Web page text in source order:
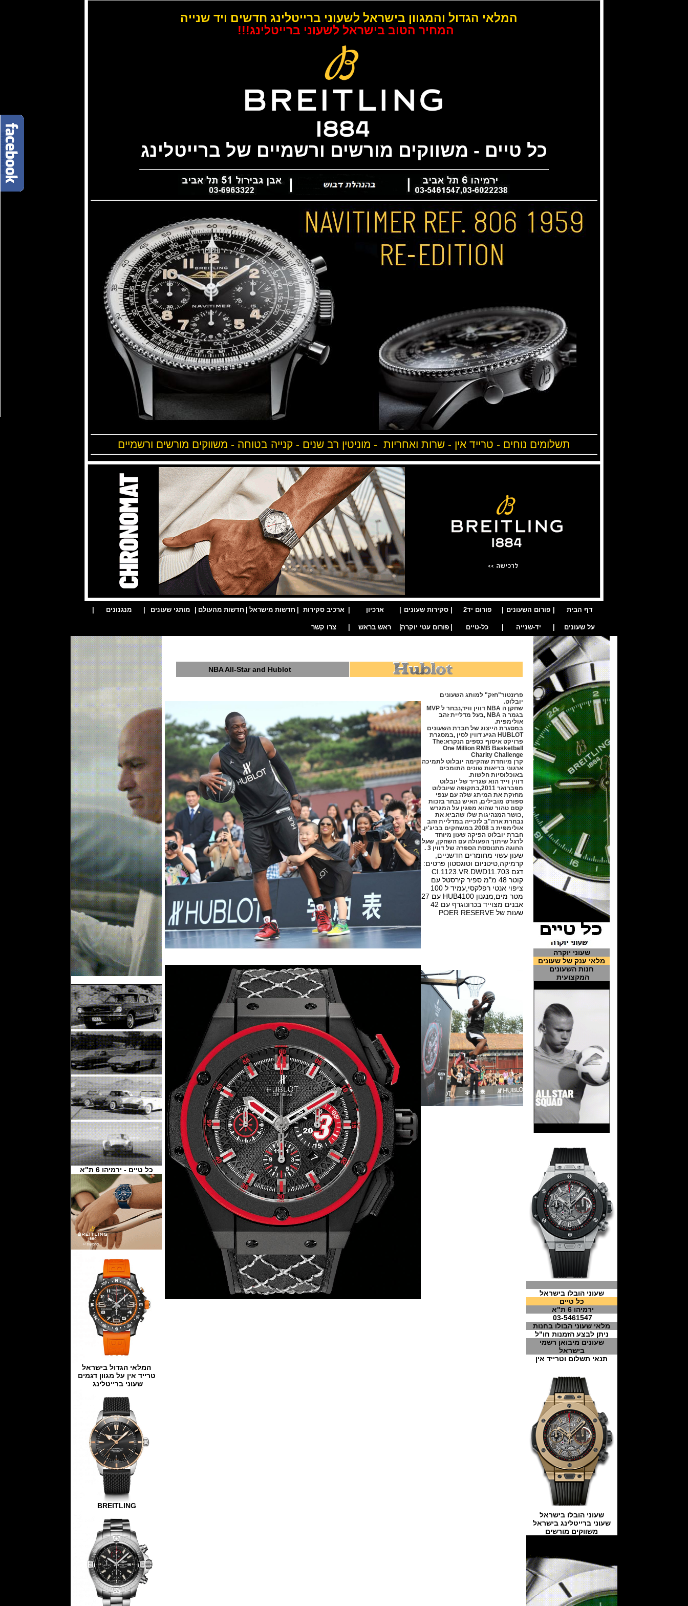
המלאי הגדול והמגוון בישראל לשעוני ברייטלינג חדשים ויד שנייה
המחיר הטוב בישראל לשעוני ברייטלינג!!!
כל טיים - משווקים מורשים ורשמיים של ברייטלינג
תשלומים נוחים - טרייד אין - שרות ואחריות - מוניטין רב שנים - קנייה בטוחה - משווקים מורשים ורשמיים
דף הבית פורום השעונים פורום יד2 סקירות שעונים ארכיון ארכיב סקירות חדשות מישראל חדשות מהעולם מותגי שעונים מנגנונים
על שעונים יד-שנייה כל-טיים פורום עטי יוקרה ראש בראש צרו קשר
שעוני יוקרה
מלאי ענק של שעונים
חנות השעונים
המקצועית
שעוני הובלו בישראל
כל טיים
ירמיהו 6 ת"א
03-5461547
מלאי שעוני הבולו בחנות
ניתן לבצע הזמנות חו"ל
שעונים מיבואן רשמי
בישראל
תנאי תשלום וטרייד אין
שעוני הובלו בישראל
שעוני ברייטלינג בישראל
משווקים מורשים
NBA All-Star and Hublot
פרזנטור"חזק" למותג השעונים
יובלוט.
שחקן ה NBA דווין וויד,נבחר ל MVP
בגמר ה NBA ,בעל מדליית זהב
אולימפית.
במסגרת הייצוג של חברת השעונים
HUBLOT הגיע דווין לסין ,במסגרת
פרויקט איסוף כספים הנקרא:The
One Million RMB Basketball
Charity Challenge
קרן מיוחדת שהקימה יובלוט לתמיכה
ארגוני בריאות שונים התומכים
באוכלוסיות חלשות.
דווין וייד הוא שגריר של יובלוט
מפברואר 2011,בתקופה שיובלוט
מחזקת את המיתג שלה עם ענפי
ספורט מובילים, האיש נבחר בזכות
קסם טהור שהוא מפגין על המגרש
,כושר המנהיגות שלו שהביא את
נבחרת ארה"ב לזכייה במדליית זהב
אולימפית ב 2008 במשחקים בביג'ין.
חברת יובלוט הפיקה שעון מיוחד
לרגל שיתוך הפעולה עם השחקן, שעל
החוגה מתנוססת הספרה של דווין 3 .
שעון עשוי מחומרים חדשניים,
קרמיקה,טיטניום וטוגסטון פרטים:
דגם 703.CI.1123.VR.DWD11
קוטר 48 מ"מ ספיר קירסטל עם
ציפוי אנטי רפלקסי,עמיד ל 100
מטר מים,מנגנון HUB4100 עם 27
אבנים מצוייד בכרונוגרף עם 42
שעות של POER RESERVE
כל טיים - ירמיהו 6 ת"א
המלאי הגדול בישראל
טרייד אין על מגוון דגמים
שעוני ברייטלינג
BREITLING